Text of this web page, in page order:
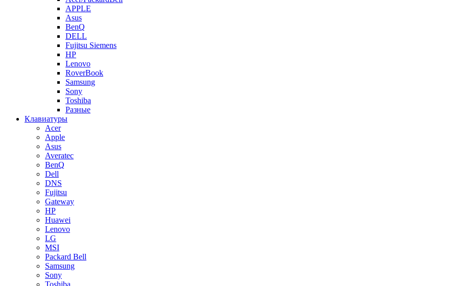
APPLE
Asus
BenQ
DELL
Fujitsu Siemens
HP
Lenovo
RoverBook
Samsung
Sony
Toshiba
Разные
Клавиатуры
Acer
Apple
Asus
Averatec
BenQ
Dell
DNS
Fujitsu
Gateway
HP
Huawei
Lenovo
LG
MSI
Packard Bell
Samsung
Sony
Toshiba